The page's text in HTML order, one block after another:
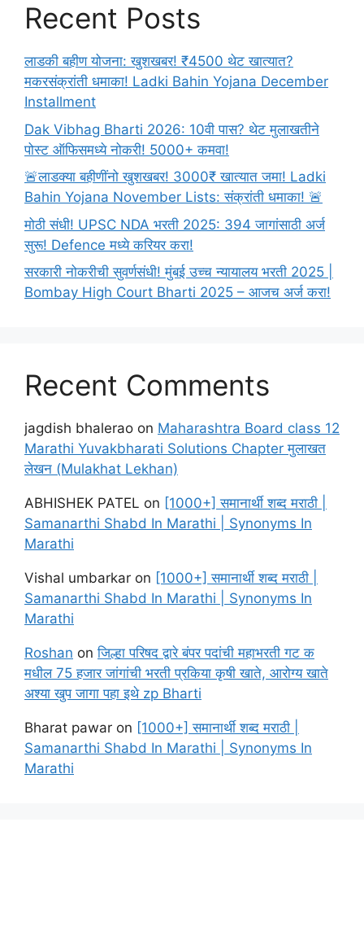
Recent Posts
लाडकी बहीण योजना: खुशखबर! ₹4500 थेट खात्यात?
मकरसंक्रांती धमाका! Ladki Bahin Yojana December
Installment
Dak Vibhag Bharti 2026: 10वी पास? थेट मुलाखतीने
पोस्ट ऑफिसमध्ये नोकरी! 5000+ कमवा!
🚨लाडक्या बहीणींनो खुशखबर! 3000₹ खात्यात जमा! Ladki
Bahin Yojana November Lists: संक्रांती धमाका! 🚨
मोठी संधी! UPSC NDA भरती 2025: 394 जागांसाठी अर्ज
सुरू! Defence मध्ये करियर करा!
सरकारी नोकरीची सुवर्णसंधी! मुंबई उच्च न्यायालय भरती 2025 |
Bombay High Court Bharti 2025 – आजच अर्ज करा!
Recent Comments
jagdish bhalerao on Maharashtra Board class 12
Marathi Yuvakbharati Solutions Chapter मुलाखत
लेखन (Mulakhat Lekhan)
ABHISHEK PATEL on [1000+] समानार्थी शब्द मराठी |
Samanarthi Shabd In Marathi | Synonyms In
Marathi
Vishal umbarkar on [1000+] समानार्थी शब्द मराठी |
Samanarthi Shabd In Marathi | Synonyms In
Marathi
Roshan onजिल्हा परिषद द्वारे बंपर पदांची महाभरती गट क
मधील 75 हजार जांगांची भरती प्रकिया कृषी खाते, आरोग्य खाते
अश्या खुप जागा पहा इथे zp Bharti
Bharat pawar on [1000+] समानार्थी शब्द मराठी |
Samanarthi Shabd In Marathi | Synonyms In
Marathi